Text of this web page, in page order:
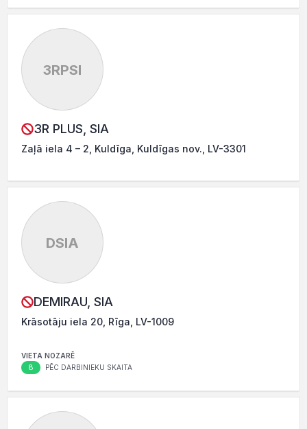
3RPSI
3R PLUS, SIA
Zaļā iela 4 – 2, Kuldīga, Kuldīgas nov., LV-3301
DSIA
DEMIRAU, SIA
Krāsotāju iela 20, Rīga, LV-1009
VIETA NOZARĒ
8 PĒC DARBINIEKU SKAITA